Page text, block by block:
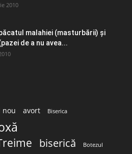
2010
malahiei (masturbării) şi
de a nu avea...
nou avort Biserica
biserică Botezul